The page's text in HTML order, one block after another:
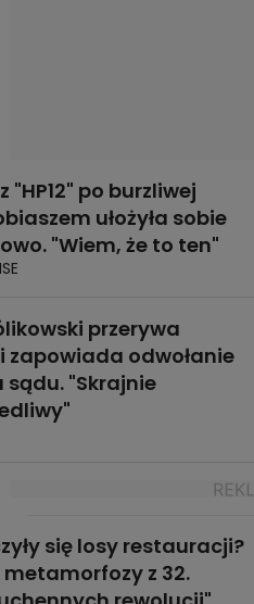
"HP12" po burzliwej
ułożyła sobie
"Wiem, że to ten"
przerywa
zapowiada odwołanie
sądu. "Skrajnie
się losy restauracji?
z 32.